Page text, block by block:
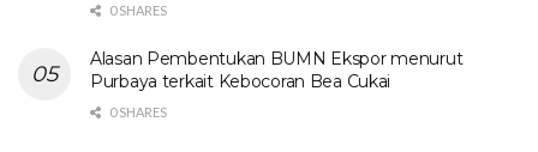
0 SHARES
Alasan Pembentukan BUMN Ekspor menurut
Purbaya terkait Kebocoran Bea Cukai
0 SHARES